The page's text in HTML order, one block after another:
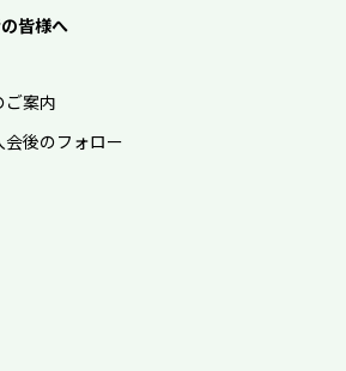
皆様へ
ご案内
後のフォロー